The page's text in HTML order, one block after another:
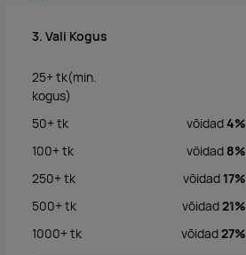
3. Vali Kogus
25+tk(min.
kogus)
50+tk võidad4%
100+tk võidad 8%
250+tk võidad 17%
500+tk võidad21%
1000+tk võidad27%